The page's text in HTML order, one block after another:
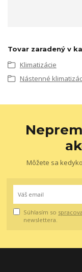
Tovar zaradený v
Klimatizácie
Nástenné
Môžete sa
Súhlasím so
newslettera.